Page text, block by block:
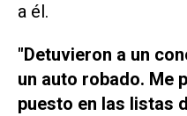
a él.
"Detuvieron a un
un auto robado. Me
puesto en las listas